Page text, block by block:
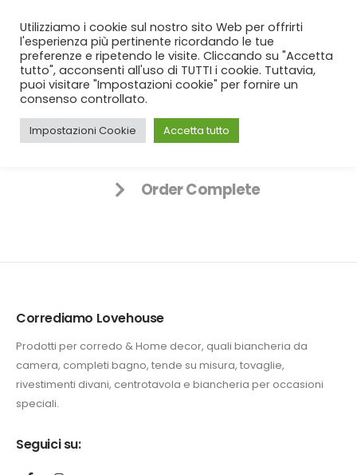
SPEDIZIONE GRATUITA per ordini da 99€!
Carrello della spesa Pagamento
Order Complete
Corrediamo Lovehouse
Prodotti per corredo & Home decor, quali biancheria da
camera, completi bagno, tende su misura, tovaglie,
rivestimenti divani, centrotavola e biancheria per occasioni
speciali.
Seguici su:
Utilizziamo i cookie sul nostro sito Web per offrirti
l'esperienza più pertinente ricordando le tue
preferenze e ripetendo le visite. Cliccando su "Accetta
tutto", acconsenti all'uso di TUTTI i cookie. Tuttavia,
puoi visitare "Impostazioni cookie" per fornire un
consenso controllato.
Impostazioni Cookie Accetta tutto